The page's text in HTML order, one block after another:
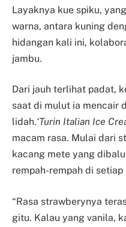
Layaknya kue spiku,
warna, antara kuning
hidangan kali ini,
jambu.
Dari jauh terlihat padat,
saat di mulut ia mencair
lidah.‘Turin Italian Ice
macam rasa. Mulai dari
kacang mete yang
rempah-rempah di setiap
“Rasa strawberynya
gitu. Kalau yang vanila,